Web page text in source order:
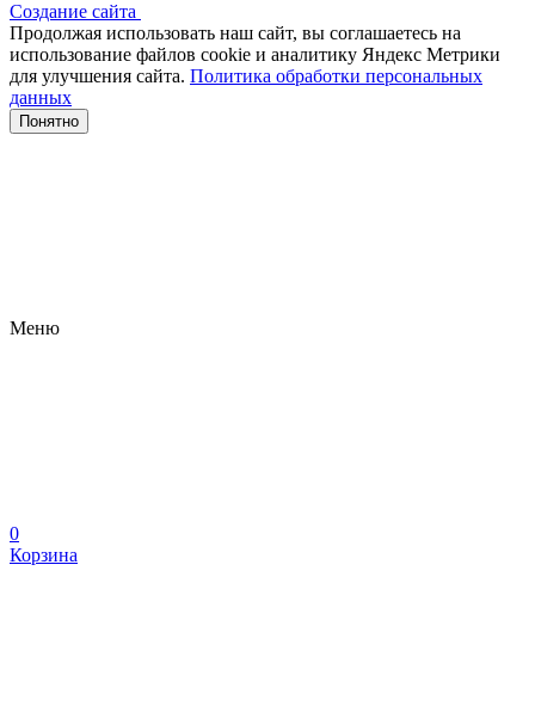
Создание сайта
Продолжая использовать наш сайт, вы соглашаетесь на
использование файлов сооkіе и аналитику Яндекс Метрики
для улучшения сайта. Политика обработки персональных
данных
Понятно
Меню
0
Корзина